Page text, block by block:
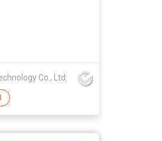
Co., Ltd.